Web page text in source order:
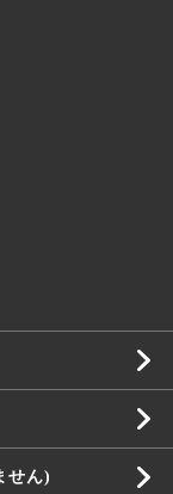
せん)